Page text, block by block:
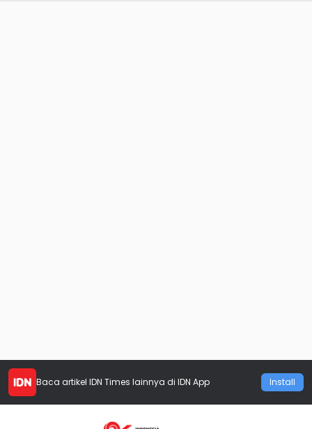
Baca artikel IDN Times lainnya di IDN App Install